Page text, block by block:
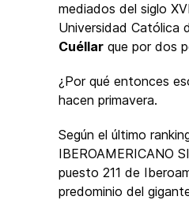
mediados del siglo
Universidad Católica
Cuéllar que por dos
¿Por qué entonces
hacen primavera.
Según el último
IBEROAMERICANO
puesto 211 de
predominio del